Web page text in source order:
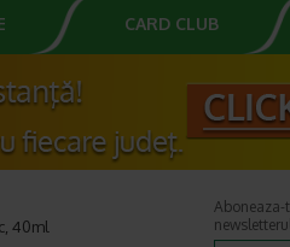
CARD CLUB
40ml
Aboneaza-